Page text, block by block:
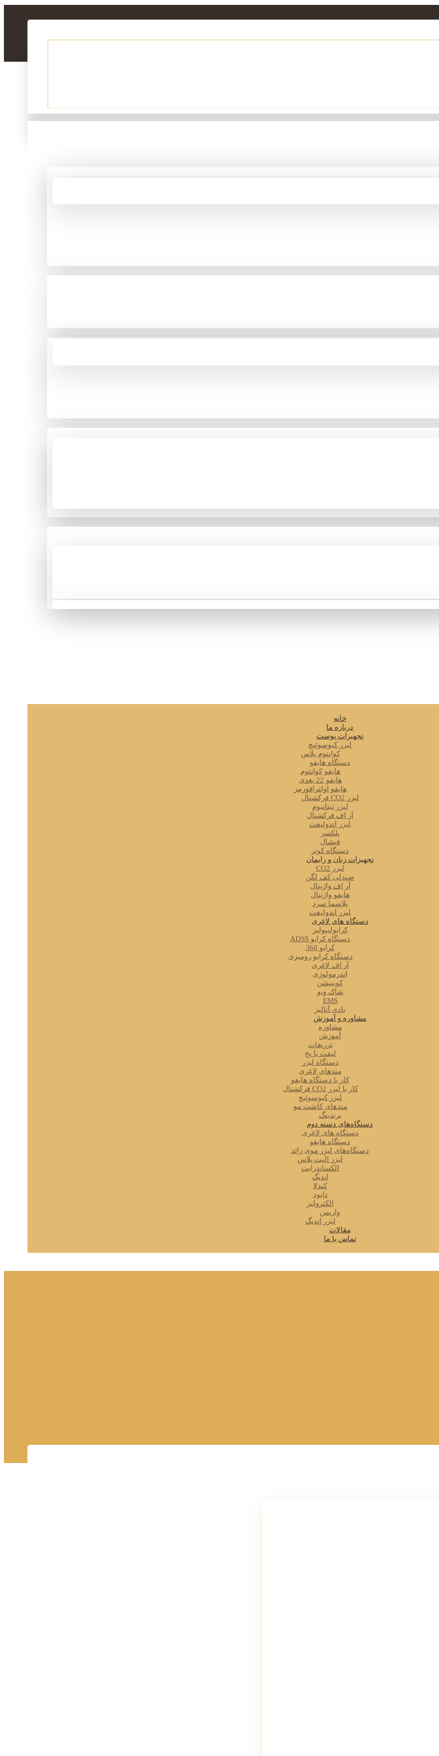
خانه
درباره ما
تجهیزات پوست
لیزر کیوسوئیچ
کوانتوم پلاس
دستگاه هایفو
هایفو کوانتوم
هایفو 22 بعدی
هایفو اولترافورمر
لیزر CO2 فرکشنال
لیزر تیتانیوم
آر اف فرکشنال
لیزر اندولیفت
پلکسر
فیشال
دستگاه کوتر
تجهیزات زنان و زایمان
لیزر CO2
صندلی کف لگن
آر اف واژینال
هایفو واژینال
پلاسما سرد
لیزر اندولیفت
دستگاه های لاغری
کرایولیپولیز
دستگاه کرایو ADSS
کرایو 360
دستگاه کرایو رومیزی
آر اف لاغری
اندرمولوژی
کویتیشن
شاک ویو
EMS
بادی آنالیز
مشاوره و آموزش
مشاوره
آموزش
تزریقات
لیفت با نخ
دستگاه لیزر
متدهای لاغری
کار با دستگاه هایفو
کار با لیزر CO2 فرکشنال
لیزر کیوسوئیچ
متدهای کاشت مو
برندینگ
دستگاه‌های دسته دوم
دستگاه های لاغری
دستگاه هایفو
دستگاه‌های لیزر موی زائد
لیزر الیت پلاس
الکساندرایت
اندیگ
کندلا
دایود
الکترولیز
واریس
لیزر اندیگ
مقالات
تماس با ما